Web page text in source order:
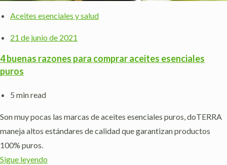
Aceites esenciales y salud
21 de junio de 2021
4 buenas razones para comprar aceites esenciales
puros
5 min read
Son muy pocas las marcas de aceites esenciales puros, doTERRA
maneja altos estándares de calidad que garantizan productos
100% puros.
Sigue leyendo